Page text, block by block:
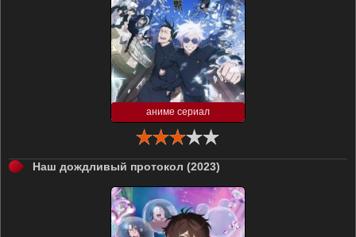
аниме сериал
Наш дождливый протокол (2023)